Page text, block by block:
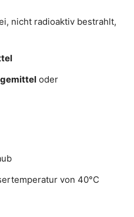
nicht radioaktiv bestrahlt,
oder
von 40°C